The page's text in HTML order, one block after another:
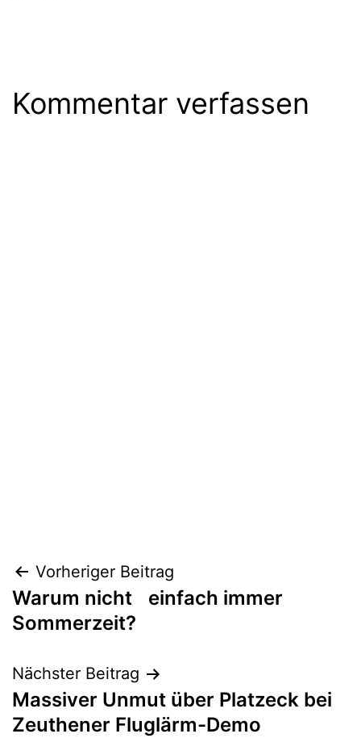
Kommentar verfassen
Beitragsnavigation
Vorheriger Beitrag
Warum nicht einfach immer
Sommerzeit?
Nächster Beitrag
Massiver Unmut über Platzeck bei
Zeuthener Fluglärm-Demo